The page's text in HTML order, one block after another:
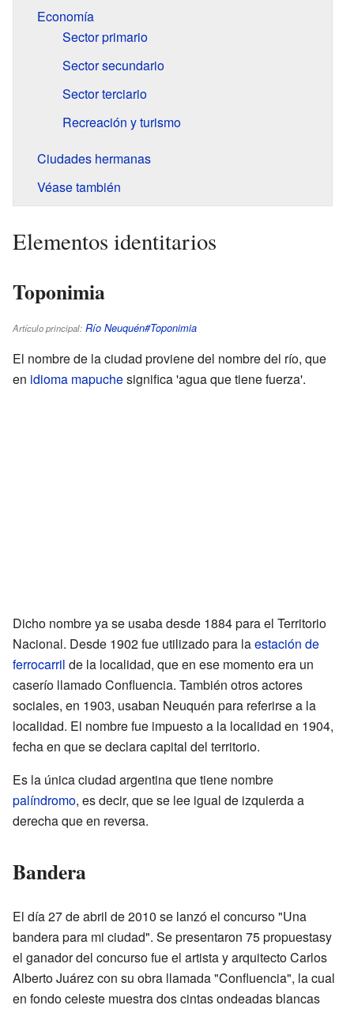
Economía
Sector primario
Sector secundario
Sector terciario
Recreación y turismo
Ciudades hermanas
Véase también
Elementos identitarios
Toponimia
Artículo principal: Río Neuquén#Toponimia
El nombre de la ciudad proviene del nombre del río, que
en idioma mapuchesignifica 'agua que tiene fuerza'.
Dicho nombre ya se usaba desde 1884 para el Territorio
Nacional. Desde 1902 fue utilizado para laestación de
ferrocarril de la localidad, que en ese momento era un
caserío llamado Confluencia. También otros actores
sociales, en 1903, usaban Neuquén para referirse a la
localidad. El nombre fue impuesto a la localidad en 1904,
fecha en que se declara capital del territorio.
Es la única ciudad argentina que tiene nombre
palíndromo, es decir, que se lee igual de izquierda a
derecha que en reversa.
Bandera
El día 27 de abril de 2010 se lanzó el concurso "Una
bandera para mi ciudad". Se presentaron 75 propuestasy
el ganador del concurso fue el artista y arquitecto Carlos
Alberto Juárez con su obra llamada "Confluencia", la cual
en fondo celeste muestra dos cintas ondeadas blancas